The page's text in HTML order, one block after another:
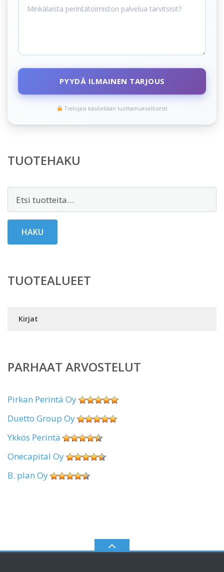
PYYDÄ ILMAINEN TARJOUS
Tietojasi käsitellään luottamuksellisesti
TUOTEHAKU
HAKU
TUOTEALUEET
Kirjat
PARHAAT ARVOSTELUT
Pirkan Perintä Oy
Duetto Group Oy
Ykkös Perintä
Onecapital Oy
B. plan Oy